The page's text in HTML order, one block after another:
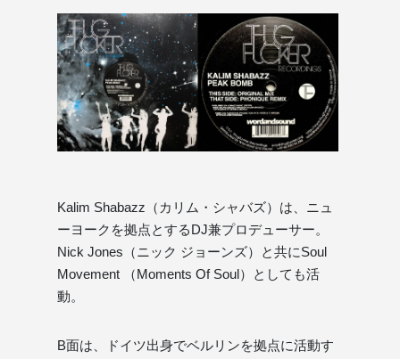
Kalim Shabazz（カリム・シャバズ）は、ニュ
ーヨークを拠点とするDJ兼プロデューサー。
Nick Jones（ニック ジョーンズ）と共にSoul
Movement （Moments Of Soul）としても活
動。
B面は、ドイツ出身でベルリンを拠点に活動す